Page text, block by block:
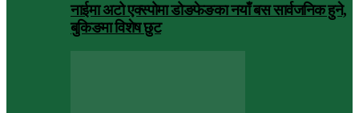
नाईमा अटो एक्स्पोमा डोङफेङका नयाँ बस सार्वजनिक हुने,
बुकिङमा विशेष छुट